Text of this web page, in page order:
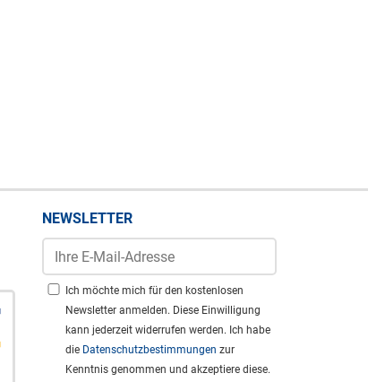
NEWSLETTER
Ich möchte mich für den kostenlosen
Newsletter anmelden. Diese Einwilligung
kann jederzeit widerrufen werden. Ich habe
die Datenschutzbestimmungen zur
Kenntnis genommen und akzeptiere diese.